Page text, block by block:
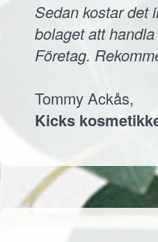
Sedan kostar det
bolaget att
Företag.
Tommy Ackås,
Kicks